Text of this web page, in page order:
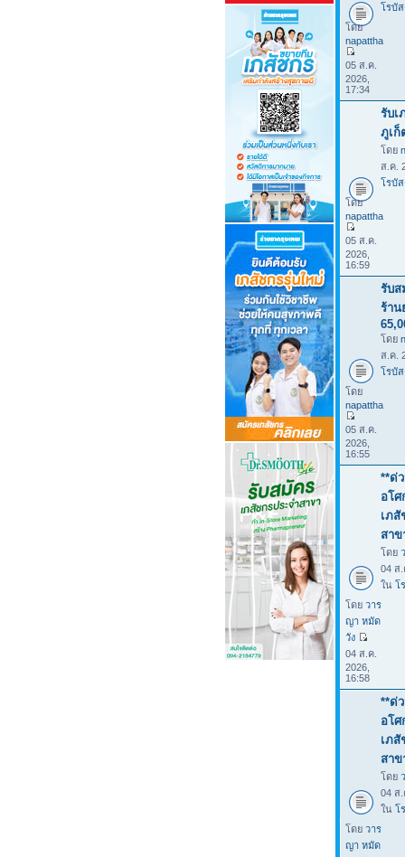
โรบั
โดย
napattha
05 ส.ค.
2026,
17:34
รับเ
ภูเก็
โดย
ส.ค.
โรบั
โดย
napattha
05 ส.ค.
2026,
16:59
รับส
ร้าน
โดย
ส.ค.
โรบั
โดย
napattha
05 ส.ค.
2026,
16:55
**ด่
อโ
เภสั
สาข
โดย
04 ส.
ใน โ
โดย วาร
ญา หมัด
วัง
04 ส.ค.
2026,
16:58
**ด่
อโ
เภสั
สาข
โดย
04 ส.
ใน โ
โดย วาร
ญา หมัด